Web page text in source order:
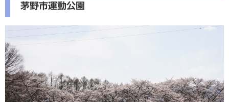
茅野市運動公園